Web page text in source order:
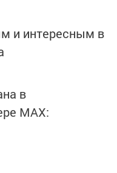
и интересным в
в
MАХ: